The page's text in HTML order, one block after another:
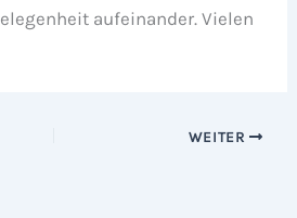
aufeinander. Vielen
WEITER